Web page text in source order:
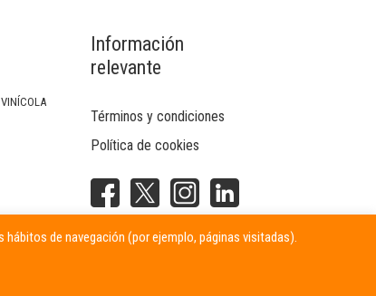
Información
relevante
Términos y condiciones
Política de cookies
de navegación (por ejemplo, páginas visitadas).